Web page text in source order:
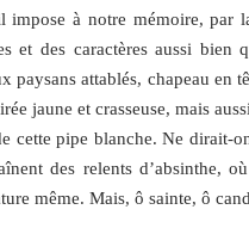
impose à notre mémoire,
et des caractères aussi
paysans attablés, chapeau en
jaune et crasseuse, mais
cette pipe blanche. Ne dirait-
des relents d’absinthe,
même. Mais, ô sainte, ô